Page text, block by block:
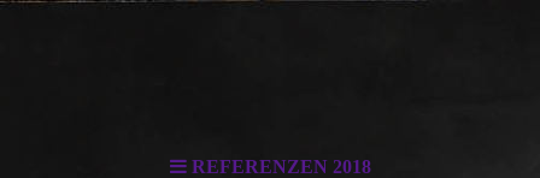
REFERENZEN 2018